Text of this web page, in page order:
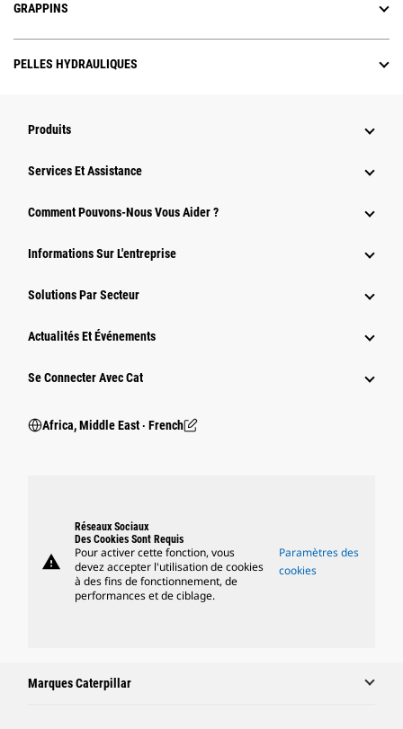
GRAPPINS
PELLES HYDRAULIQUES
Produits
Services Et Assistance
Comment Pouvons-Nous Vous Aider ?
Informations Sur L'entreprise
Solutions Par Secteur
Actualités Et Événements
Se Connecter Avec Cat
Africa, Middle East ‧ French
warning
Réseaux Sociaux
Des Cookies Sont Requis
Pour activer cette fonction, vous
devez accepter l'utilisation de cookies
à des fins de fonctionnement, de
performances et de ciblage.
Paramètres des
cookies
Marques Caterpillar